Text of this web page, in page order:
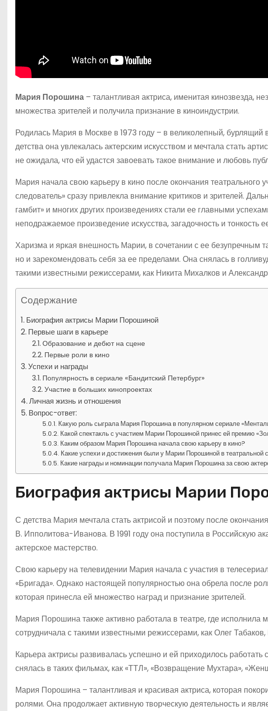
Мария Порошина – талантливая актриса, именитая кинозвезда,
множества зрителей и получила признание в киноиндустрии.
Родилась Мария в Москве в 1973 году – в великолепный, бурлящий
детства она увлекалась актерским искусством и мечтала стать
не ожидала, что ей удастся завоевать такое внимание и любовь
Мария начала свою карьеру в кино после окончания театрального
следователь» сразу привлекла внимание критиков и зрителей.
гамбит» и многих других произведениях стали ее главными
неподражаемое произведение искусства, загадочность и тонкость
Харизма и яркая внешность Марии, в сочетании с ее безупречным
но и зарекомендовать себя за ее пределами. Она снялась в
такими известными режиссерами, как Никита Михалков и
Содержание
Биография актрисы Марии Порошиной
Первые шаги в карьере
Образование и дебют на сцене
Первые роли в кино
Успехи и награды
Популярность в сериале «Бандитский Петербург»
Участие в больших кинопроектах
Личная жизнь и отношения
Вопрос-ответ:
Какую роль сыграла Мария Порошина в популярном сериале
Какой спектакль с участием Марии Порошиной принес ей премию
Каким образом Мария Порошина начала свою карьеру в кино?
Какие успехи и достижения были у Марии Порошиной в театральной
Какие награды и номинации получала Мария Порошина за свою
Биография актрисы Марии
С детства Мария мечтала стать актрисой и поэтому после
В. Ипполитова-Иванова. В 1991 году она поступила в Российскую
актерское мастерство.
Свою карьеру на телевидении Мария начала с участия в
«Бригада». Однако настоящей популярностью она обрела после
которая принесла ей множество наград и признание зрителей.
Мария Порошина также активно работала в театре, где
сотрудничала с такими известными режиссерами, как Олег
Карьера актрисы развивалась успешно и ей приходилось
снялась в таких фильмах, как «ТТЛ», «Возвращение Мухтара»,
Мария Порошина – талантливая и красивая актриса, которая
ролями. Она продолжает активную творческую деятельность и